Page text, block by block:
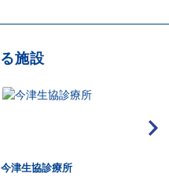
施設
今津生協診療所